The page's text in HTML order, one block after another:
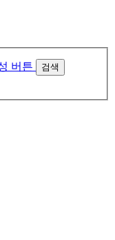
검색